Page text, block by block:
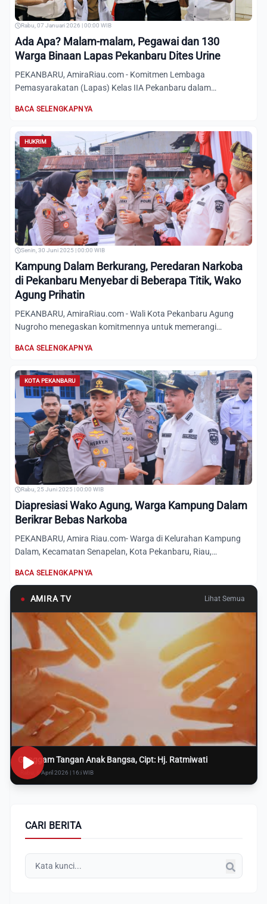
Rabu, 07 Januari 2026 | 00:00 WIB
Ada Apa? Malam-malam, Pegawai dan 130
Warga Binaan Lapas Pekanbaru Dites Urine
PEKANBARU, AmiraRiau.com - Komitmen Lembaga
Pemasyarakatan (Lapas) Kelas IIA Pekanbaru dalam
BACA SELENGKAPNYA
HUKRIM
Senin, 30 Juni 2025 | 00:00 WIB
Kampung Dalam Berkurang, Peredaran Narkoba
di Pekanbaru Menyebar di Beberapa Titik, Wako
Agung Prihatin
PEKANBARU, AmiraRiau.com - Wali Kota Pekanbaru Agung
Nugroho menegaskan komitmennya untuk memerangi
BACA SELENGKAPNYA
KOTA PEKANBARU
Rabu, 25 Juni 2025 | 00:00 WIB
Diapresiasi Wako Agung, Warga Kampung Dalam
Berikrar Bebas Narkoba
PEKANBARU, Amira Riau.com- Warga di Kelurahan Kampung
Dalam, Kecamatan Senapelan, Kota Pekanbaru, Riau,
BACA SELENGKAPNYA
● AMIRA TV Lihat Semua
Genggam Tangan Anak Bangsa, Cipt: Hj. Ratmiwati
Rabu, 8 April 2026 | 16:i WIB
CARI BERITA